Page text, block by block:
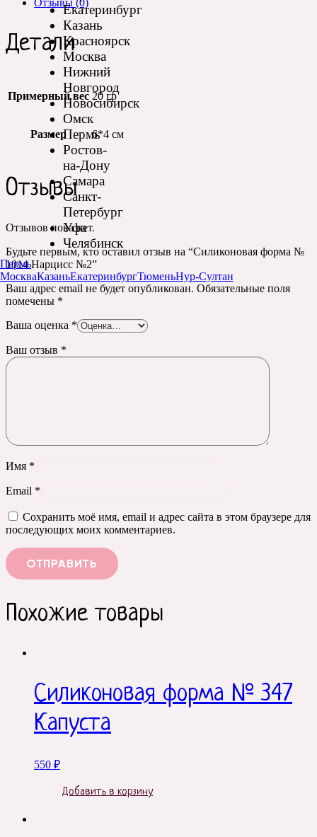
Екатеринбург
Казань
Красноярск
Москва
Нижний
Новгород
Новосибирск
Омск
Пермь
Ростов-
на-Дону
Самара
Санкт-
Петербург
Уфа
Челябинск
Пермь
МоскваКазаньЕкатеринбургТюменьНур-Султан
Детали
Примерный вес 20 гр
Размер 6*4 см
Отзывы
Отзывов пока нет.
Будьте первым, кто оставил отзыв на “Силиконовая форма №
1014 Нарцисс №2”
Ваш адрес email не будет опубликован. Обязательные поля
помечены *
Ваша оценка *
Ваш отзыв *
Имя *
Email *
Сохранить моё имя, email и адрес сайта в этом браузере для
последующих моих комментариев.
Похожие товары
Силиконовая форма № 347
Капуста
550 ₽
Добавить в корзину